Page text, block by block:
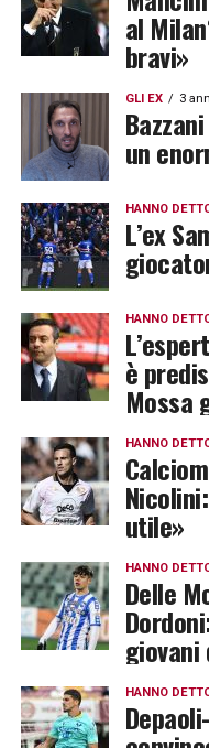
al
bravi»
GLI EX 3
un
HANNO
L’ex
HANNO
è
Mossa
HANNO
utile»
HANNO
Delle
HANNO